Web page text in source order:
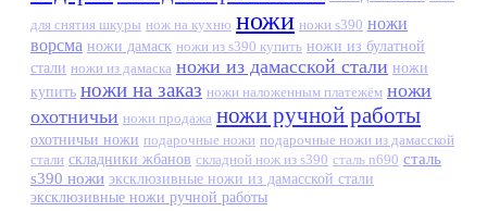
для снятия шкуры нож на кухню ножи ножи s390 ножи
ворсма ножи дамаск ножи из s390 купить ножи из булатной
стали ножи из дамаска ножи из дамасской стали ножи
купить ножи на заказ ножи наложенным платежём ножи
охотничьи ножи продажа ножи ручной работы
охотничьи ножи подарочные ножи подарочные ножи из дамасской
стали складники жбанов складной нож из s390 сталь n690 сталь
s390 ножи эксклюзивные ножи из дамасской стали
эксклюзивные ножи ручной работы